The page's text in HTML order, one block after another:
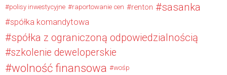
polisy inwestycyjne
raportowanie cen renton sasanka
spółka komandytowa
spółka z ograniczoną odpowiedzialnością
szkolenie deweloperskie
wolność finansowa wośp